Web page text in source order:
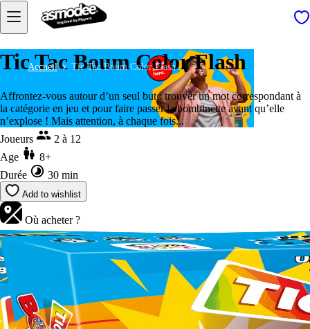
Accueil Tic Tac Boum Color Flash
Tic Tac Boum Color Flash
Affrontez-vous autour d’un seul but : trouver un mot correspondant à
la catégorie en jeu et pour faire passer la bombinette avant qu’elle
n’explose ! Mais attention, à chaque fois...
Joueurs
2 à 12
Age
8+
Durée
30 min
Add to wishlist
Où acheter ?